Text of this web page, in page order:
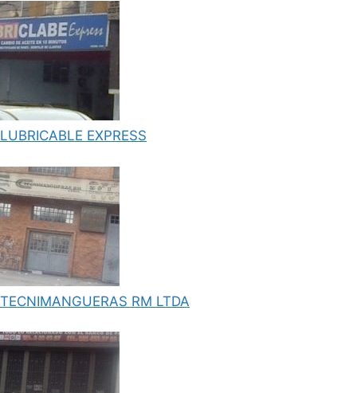
LUBRICABLE EXPRESS
TECNIMANGUERAS RM LTDA